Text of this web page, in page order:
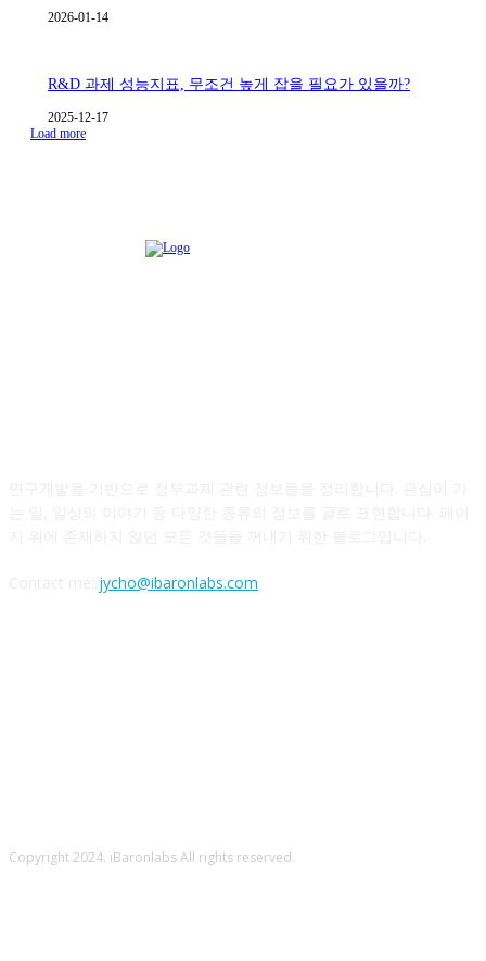
2026-01-14
R&D 과제 성능지표, 무조건 높게 잡을 필요가 있을까?
2025-12-17
Load more
jycho@ibaronlabs.com
Copyright 2024. iBaronlabs All rights reserved.